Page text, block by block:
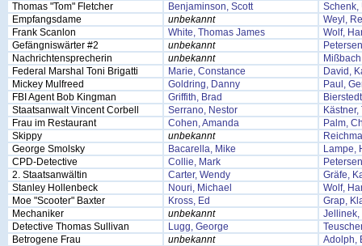
Thomas "Tom" Fletcher
Benjaminson, Scott
Schenk,
Empfangsdame
unbekannt
Weyl,
Frank Scanlon
White, Thomas James
Wolf,
Gefängniswärter #2
unbekannt
Nachrichtensprecherin
unbekannt
Federal Marshal Toni Brigatti
Marie, Constance
David,
Mickey Mulfreed
Goldring, Danny
Paul,
FBI Agent Bob Kingman
Griffith, Brad
Staatsanwalt Vincent Corbell
Serrano, Nestor
Frau im Restaurant
Cohen, Amanda
Palm,
Skippy
unbekannt
George Smolsky
Bacarella, Mike
Lampe,
CPD-Detective
Collie, Mark
2. Staatsanwältin
Carter, Wendy
Gräfe,
Stanley Hollenbeck
Nouri, Michael
Wolf,
Moe "Scooter" Baxter
Kross, Ed
Grap,
Mechaniker
unbekannt
Jellinek,
Detective Thomas Sullivan
Lugg, George
Betrogene Frau
unbekannt
Adolph,